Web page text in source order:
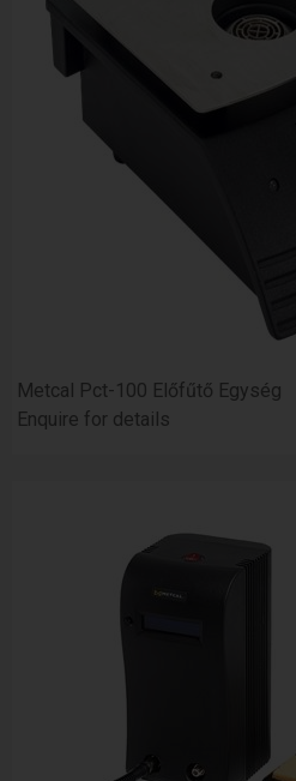
Metcal Pct-100 Előfűtő Egység
Enquire for details